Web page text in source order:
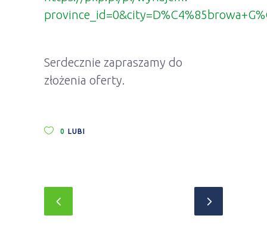
Serdecznie zapraszamy do
złożenia oferty.
0 LUBI